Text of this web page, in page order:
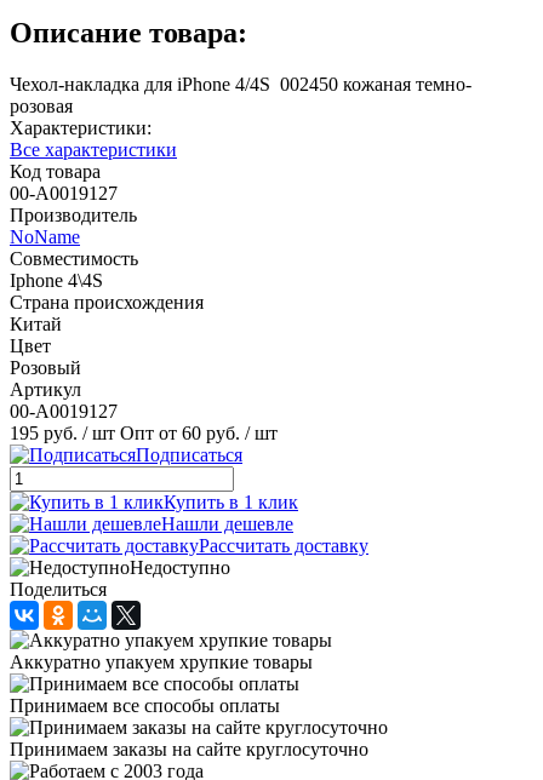
Описание товара:
Чехол-накладка для iPhone 4/4S 002450 кожаная темно-
розовая
Характеристики:
Все характеристики
Код товара
00-А0019127
Производитель
NoName
Совместимость
Iphone 4\4S
Страна происхождения
Китай
Цвет
Розовый
Артикул
00-А0019127
195 руб. / шт Опт от 60 руб. / шт
Подписаться
Купить в 1 клик
Нашли дешевле
Рассчитать доставку
Недоступно
Поделиться
Аккуратно упакуем хрупкие товары
Принимаем все способы оплаты
Принимаем заказы на сайте круглосуточно